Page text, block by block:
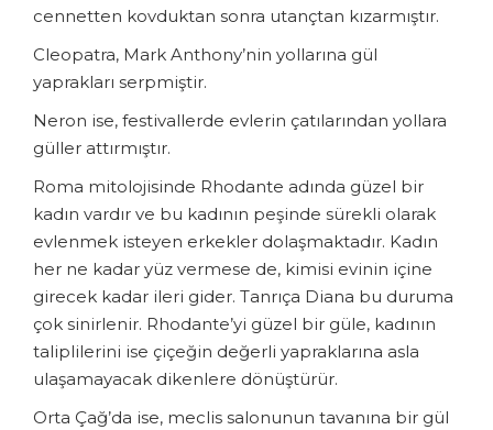
cennetten kovduktan sonra utançtan kızarmıştır.
Cleopatra, Mark Anthony’nin yollarına gül
yaprakları serpmiştir.
Neron ise, festivallerde evlerin çatılarından yollara
güller attırmıştır.
Roma mitolojisinde Rhodante adında güzel bir
kadın vardır ve bu kadının peşinde sürekli olarak
evlenmek isteyen erkekler dolaşmaktadır. Kadın
her ne kadar yüz vermese de, kimisi evinin içine
girecek kadar ileri gider. Tanrıça Diana bu duruma
çok sinirlenir. Rhodante’yi güzel bir güle, kadının
taliplilerini ise çiçeğin değerli yapraklarına asla
ulaşamayacak dikenlere dönüştürür.
Orta Çağ’da ise, meclis salonunun tavanına bir gül